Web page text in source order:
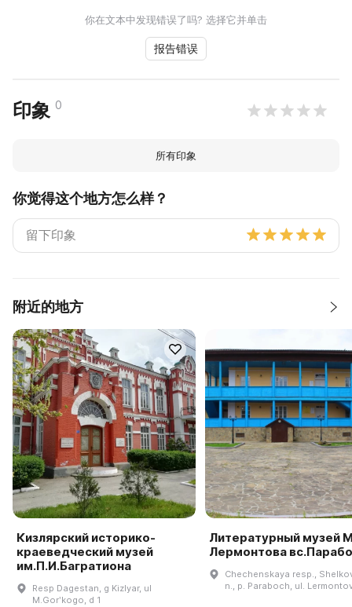
你在文本中发现错误了吗? 选择它并单击
报告错误
印象 0
所有印象
你觉得这个地方怎么样？
附近的地方
Кизлярский историко-
краеведческий музей
им.П.И.Багратиона
Resp Dagestan, g Kizlyar, ul
M.Gorʹkogo, d 1
Литературный музей
Лермонтова
Chechenskaya resp.,
n., p. Paraboch, ul.